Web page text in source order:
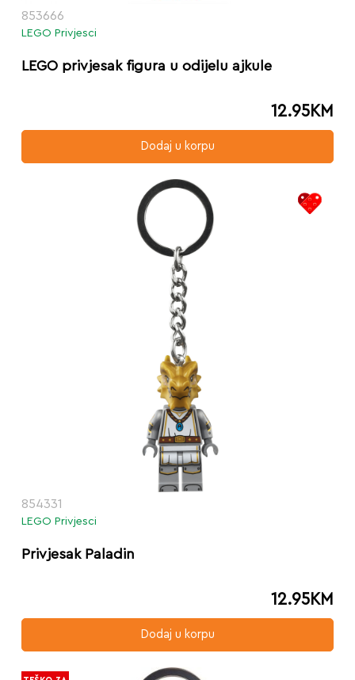
853666
LEGO Privjesci
LEGO privjesak figura u odijelu ajkule
12.95KM
Dodaj u korpu
854331
LEGO Privjesci
Privjesak Paladin
12.95KM
Dodaj u korpu